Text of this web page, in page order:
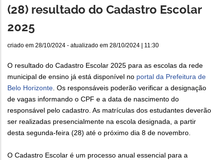
(28) resultado do Cadastro Escolar
2025
criado em 28/10/2024 - atualizado em 28/10/2024 | 11:30
O resultado do Cadastro Escolar 2025 para as escolas da rede
municipal de ensino já está disponível no portal da Prefeitura de
Belo Horizonte. Os responsáveis poderão verificar a designação
de vagas informando o CPF e a data de nascimento do
responsável pelo cadastro. As matrículas dos estudantes deverão
ser realizadas presencialmente na escola designada, a partir
desta segunda-feira (28) até o próximo dia 8 de novembro.
O Cadastro Escolar é um processo anual essencial para a